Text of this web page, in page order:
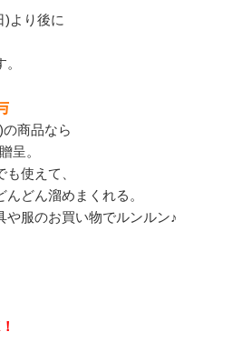
)より後に
商品なら
呈。
使えて、
どん溜めまくれる。
服のお買い物でルンルン♪